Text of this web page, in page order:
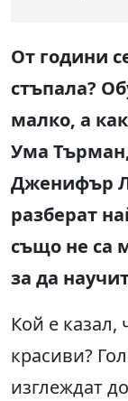
От години
стъпала?
малко, а
Ума
Дженифър
разберат
също не са
за да
Кой е
красиви?
изглеждат